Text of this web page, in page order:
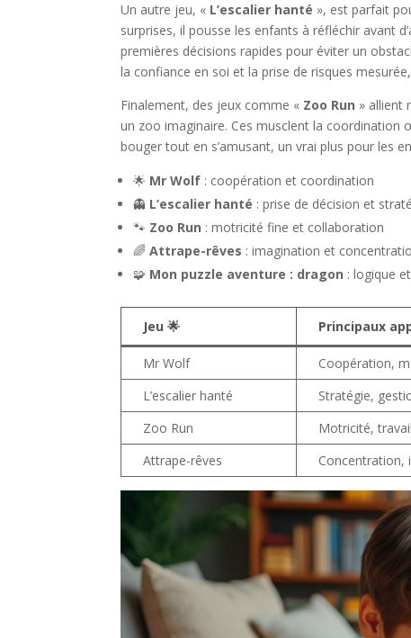
Un autre jeu, « L’escalier hanté », est parfait
surprises, il pousse les enfants à réfléchir avant
premières décisions rapides pour éviter un
la confiance en soi et la prise de risques
Finalement, des jeux comme « Zoo Run » allient
un zoo imaginaire. Ces musclent la coordination
bouger tout en s’amusant, un vrai plus pour les
🌟 Mr Wolf : coopération et coordination
👻 L’escalier hanté : prise de décision et
🐾 Zoo Run : motricité fine et collaboration
🌈Attrape-rêves : imagination et
🧩 Mon puzzle aventure : dragon : logique
Jeu 🌟 Principaux
Mr Wolf Coopération,
L’escalier hanté
Stratégie,
Zoo Run
Motricité,
Attrape-rêves
Concentration,